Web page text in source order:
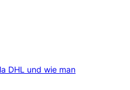
DHL und wie man